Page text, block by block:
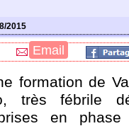
2015
Email
formation de
très fébrile
en phase